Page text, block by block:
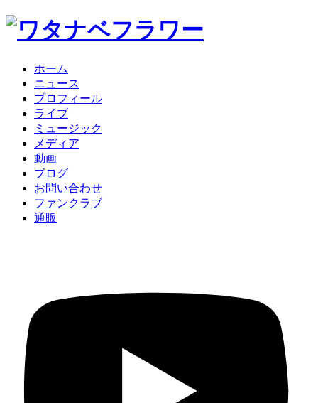
ホーム
ニュース
プロフィール
ライブ
ミュージック
メディア
動画
ブログ
お問い合わせ
ファンクラブ
通販